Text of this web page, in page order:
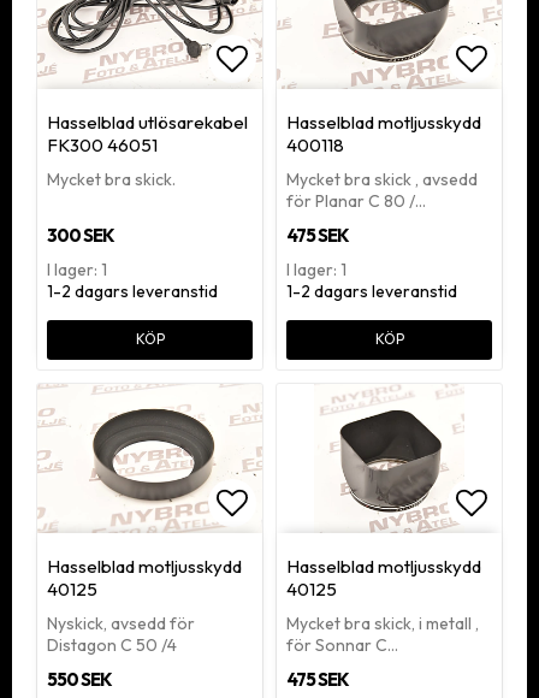
Lägg till i favoritlistan
Hasselblad utlösarekabel
FK300 46051
Mycket bra skick.
300 SEK
I lager: 1
1-2 dagars leveranstid
KÖP
Lägg
Hasselblad motljusskydd
400118
Mycket bra skick , avsedd
för Planar C 80 /…
475 SEK
I lager: 1
1-2 dagars leveranstid
KÖP
Hasselblad motljusskydd
40125
Nyskick, avsedd för
Distagon C 50 /4
550 SEK
Hasselblad motljusskydd
40125
Mycket bra skick, i metall ,
för Sonnar C…
475 SEK